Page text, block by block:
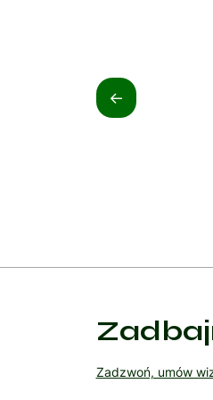
Zadzwoń, umów
<-